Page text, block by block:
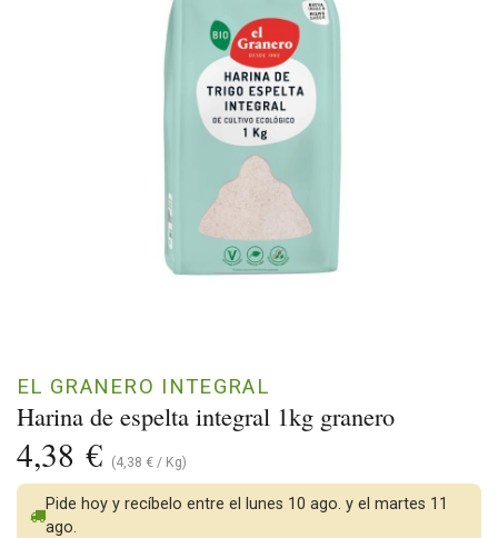
Harina de espelta integral 1kg granero
EL GRANERO INTEGRAL
4,38 € (4,38 € / Kg)
Pide hoy y recíbelo entre el lunes 10 ago. y el martes 11
ago.